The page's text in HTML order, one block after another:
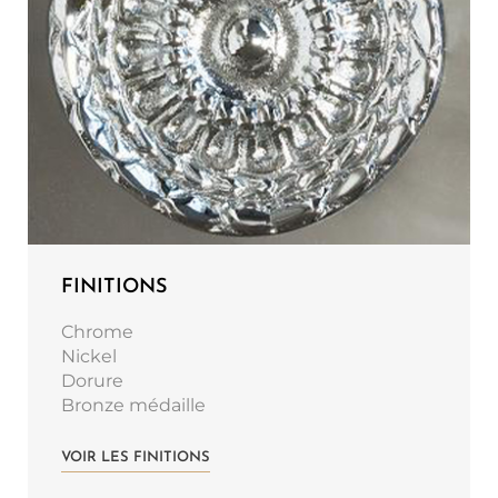
FINITIONS
Chrome
Nickel
Dorure
Bronze médaille
VOIR LES FINITIONS